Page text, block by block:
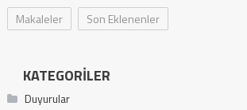
Makaleler
Son Eklenenler
KATEGORILER
Duyurular